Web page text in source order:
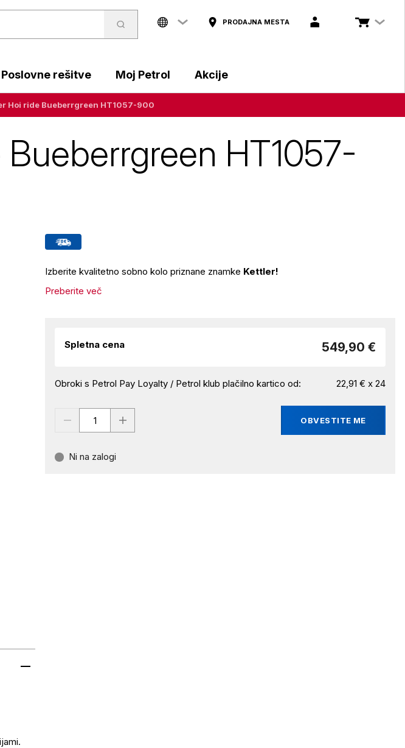
PRODAJNA MESTA
Poslovne rešitve Moj Petrol Akcije
Hoi ride Bueberrgreen HT1057-900
HT1057-
Izberite kvalitetno sobno kolo priznane znamke Kettler!
Preberite več
Spletna cena 549,90 €
Obroki s Petrol Pay Loyalty / Petrol klub plačilno kartico od: 22,91 € x 24
OBVESTITE ME
Ni na zalogi